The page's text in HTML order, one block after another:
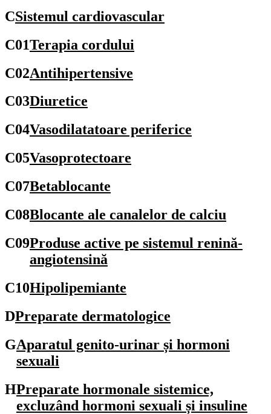
CSistemul cardiovascular
C01Terapia cordului
C02Antihipertensive
C03Diuretice
C04Vasodilatatoare periferice
C05Vasoprotectoare
C07Betablocante
C08Blocante ale canalelor de calciu
C09Produse active pe sistemul renină-
angiotensină
C10Hipolipemiante
DPreparate dermatologice
GAparatul genito-urinar și hormoni
sexuali
HPreparate hormonale sistemice,
excluzând hormoni sexuali și insuline